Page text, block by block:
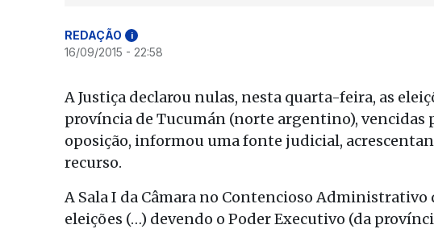
REDAÇÃO i
16/09/2015 - 22:58
A Justiça declarou nulas, nesta quarta-feira, as
província de Tucumán (norte argentino), vencidas
oposição, informou uma fonte judicial,
recurso.
A Sala I da Câmara no Contencioso
eleições (…) devendo o Poder Executivo (da